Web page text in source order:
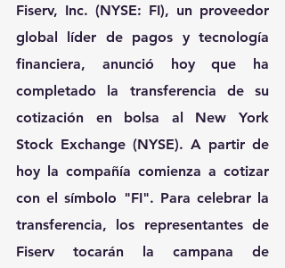
Fiserv, Inc. (NYSE: FI), un proveedor
global líder de pagos y tecnología
financiera, anunció hoy que ha
completado la transferencia de su
cotización en bolsa al New York
Stock Exchange (NYSE). A partir de
hoy la compañía comienza a cotizar
con el símbolo "FI". Para celebrar la
transferencia, los representantes de
Fiserv tocarán la campana de